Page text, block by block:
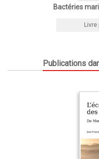
Bactéries
Livre
Publications